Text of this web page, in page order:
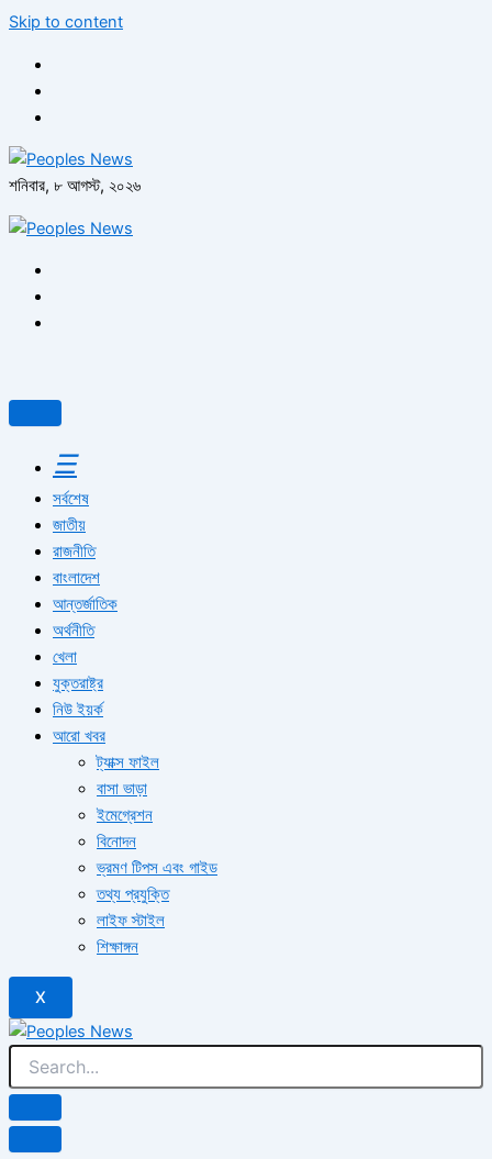
Skip to content
শনিবার, ৮ আগস্ট, ২০২৬
☰
সর্বশেষ
জাতীয়
রাজনীতি
বাংলাদেশ
আন্তর্জাতিক
অর্থনীতি
খেলা
যুক্তরাষ্ট্র
নিউ ইয়র্ক
আরো খবর
ট্যাক্স ফাইল
বাসা ভাড়া
ইমেগ্রেশন
বিনোদন
ভ্রমণ টিপস এবং গাইড
তথ্য প্রযুক্তি
লাইফ স্টাইল
শিক্ষাঙ্গন
X